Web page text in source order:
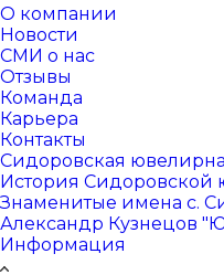
О компании
Новости
СМИ о нас
Отзывы
Команда
Карьера
Контакты
Сидоровская
История
Знаменитые имена с.
Александр Кузнецов
Информация